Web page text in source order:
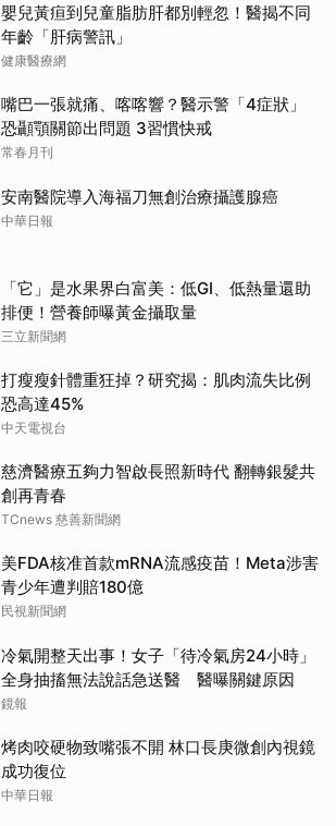
嬰兒黃疸到兒童脂肪肝都別輕忽！醫揭不同
年齡「肝病警訊」
健康醫療網
嘴巴一張就痛、喀喀響？醫示警「4症狀」
恐顳顎關節出問題 3習慣快戒
常春月刊
安南醫院導入海福刀無創治療攝護腺癌
中華日報
「它」是水果界白富美：低GI、低熱量還助
排便！營養師曝黃金攝取量
三立新聞網
打瘦瘦針體重狂掉？研究揭：肌肉流失比例
恐高達45%
中天電視台
慈濟醫療五夠力智啟長照新時代 翻轉銀髮共
創再青春
TCnews 慈善新聞網
美FDA核准首款mRNA流感疫苗！Meta涉害
青少年遭判賠180億
民視新聞網
冷氣開整天出事！女子「待冷氣房24小時」
全身抽搐無法說話急送醫 醫曝關鍵原因
鏡報
烤肉咬硬物致嘴張不開 林口長庚微創內視鏡
成功復位
中華日報